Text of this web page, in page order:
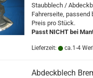
Staubblech /
Fahrerseite, passend
Preis pro Stück.
Passt NICHT bei
Lieferzeit: ca.1-4
Abdeckblech